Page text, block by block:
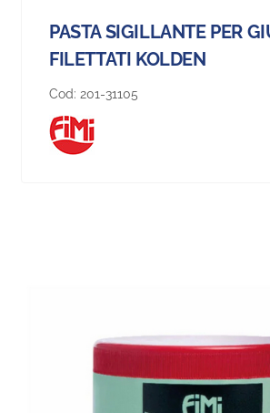
PASTA SIGILLANTE PER
FILETTATI KOLDEN
Cod: 201-31105